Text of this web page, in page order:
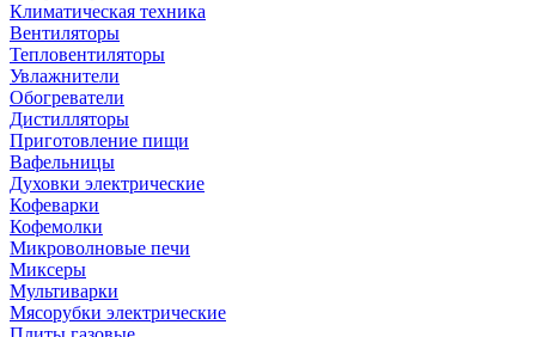
Климатическая техника
Вентиляторы
Тепловентиляторы
Увлажнители
Обогреватели
Дистилляторы
Приготовление пищи
Вафельницы
Духовки электрические
Кофеварки
Кофемолки
Микроволновые печи
Миксеры
Мультиварки
Мясорубки электрические